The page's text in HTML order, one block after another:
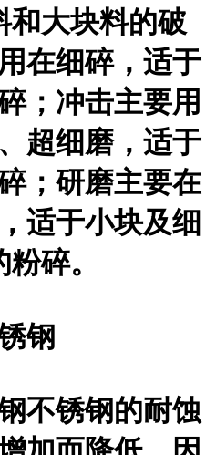
和大块料的破
在细碎，适于
；冲击主要用
超细磨，适于
；研磨主要在
适于小块及细
碎。
钢
不锈钢的耐蚀